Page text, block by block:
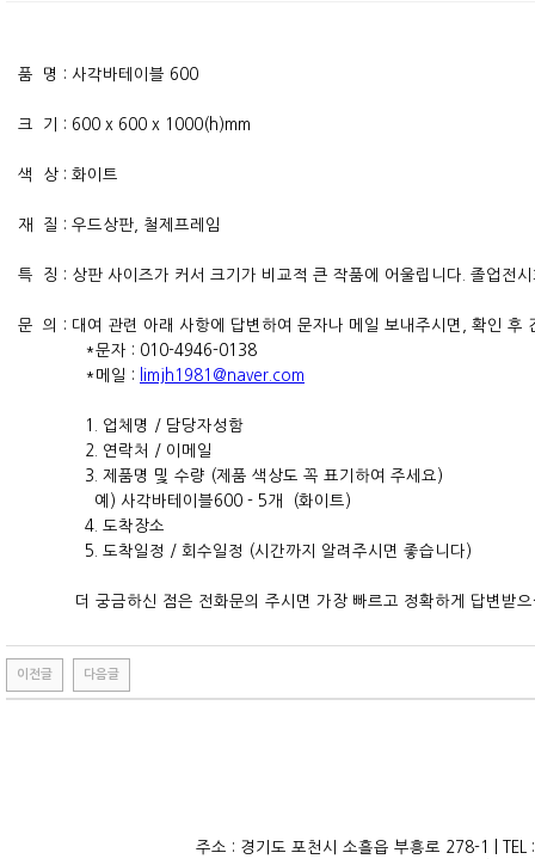
품 명 : 사각바테이블 600
크 기 : 600 x 600 x 1000(h)mm
색 상 : 화이트
재 질 : 우드상판, 철제프레임
특 징 : 상판 사이즈가 커서 크기가 비교적 큰 작품에 어울립니다. 졸업전
문 의 : 대여 관련 아래 사항에 답변하여 문자나 메일 보내주시면, 확인 후
*문자 : 010-4946-0138
*메일 :
limjh1981@naver.com
1. 업체명 / 담당자성함
2. 연락처 / 이메일
3. 제품명 및 수량 (제품 색상도 꼭 표기하여 주세요)
예) 사각바테이블600 - 5개 (화이트)
4. 도착장소
5. 도착일정 / 회수일정 (시간까지 알려주시면 좋습니다)
더 궁금하신 점은 전화문의 주시면 가장 빠르고 정확하게 답변받으
이전글 다음글
주소 : 경기도 포천시 소흘읍 부흥로 278-1 |